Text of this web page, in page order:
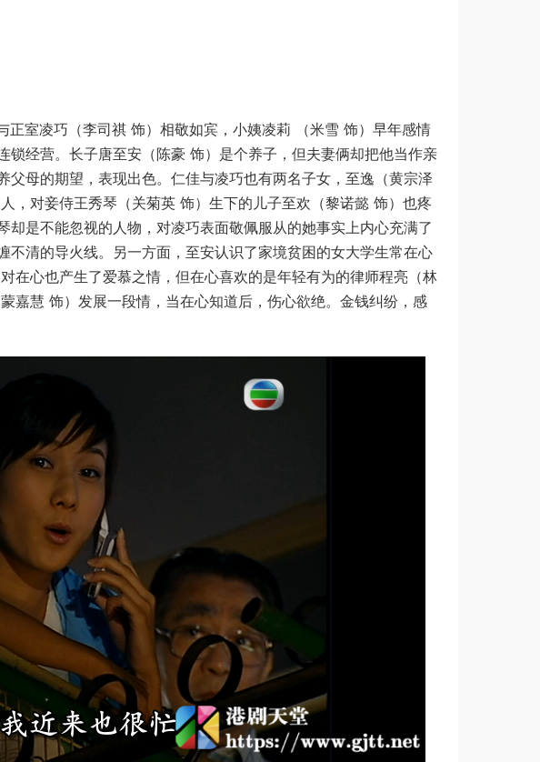
室凌巧（李司祺 饰）相敬如宾，小姨凌莉 （米雪 饰）早年感情
锁经营。长子唐至安（陈豪 饰）是个养子，但夫妻俩却把他当作亲
母的期望，表现出色。仁佳与凌巧也有两名子女，至逸（黄宗泽
，对妾侍王秀琴（关菊英 饰）生下的儿子至欢（黎诺懿 饰）也疼
是不能忽视的人物，对凌巧表面敬佩服从的她事实上内心充满了
清的导火线。另一方面，至安认识了家境贫困的女大学生常在心
在心也产生了爱慕之情，但在心喜欢的是年轻有为的律师程亮（林
嘉慧 饰）发展一段情，当在心知道后，伤心欲绝。金钱纠纷，感